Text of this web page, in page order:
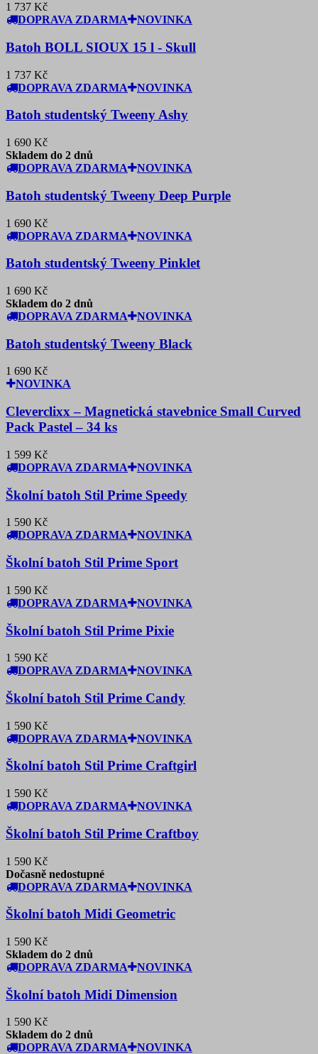
1 737 Kč
DOPRAVA ZDARMA
NOVINKA
Batoh BOLL SIOUX 15 l - Skull
1 737 Kč
DOPRAVA ZDARMA
NOVINKA
Batoh studentský Tweeny Ashy
1 690 Kč
Skladem do 2 dnů
DOPRAVA ZDARMA
NOVINKA
Batoh studentský Tweeny Deep Purple
1 690 Kč
DOPRAVA ZDARMA
NOVINKA
Batoh studentský Tweeny Pinklet
1 690 Kč
Skladem do 2 dnů
DOPRAVA ZDARMA
NOVINKA
Batoh studentský Tweeny Black
1 690 Kč
NOVINKA
Cleverclixx – Magnetická stavebnice Small Curved
Pack Pastel – 34 ks
1 599 Kč
DOPRAVA ZDARMA
NOVINKA
Školní batoh Stil Prime Speedy
1 590 Kč
DOPRAVA ZDARMA
NOVINKA
Školní batoh Stil Prime Sport
1 590 Kč
DOPRAVA ZDARMA
NOVINKA
Školní batoh Stil Prime Pixie
1 590 Kč
DOPRAVA ZDARMA
NOVINKA
Školní batoh Stil Prime Candy
1 590 Kč
DOPRAVA ZDARMA
NOVINKA
Školní batoh Stil Prime Craftgirl
1 590 Kč
DOPRAVA ZDARMA
NOVINKA
Školní batoh Stil Prime Craftboy
1 590 Kč
Dočasně nedostupné
DOPRAVA ZDARMA
NOVINKA
Školní batoh Midi Geometric
1 590 Kč
Skladem do 2 dnů
DOPRAVA ZDARMA
NOVINKA
Školní batoh Midi Dimension
1 590 Kč
Skladem do 2 dnů
DOPRAVA ZDARMA
NOVINKA